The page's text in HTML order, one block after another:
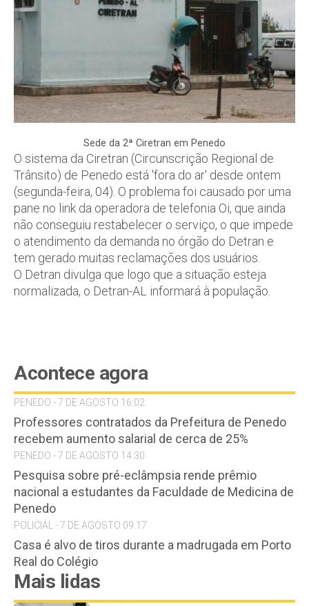
Sede da 2ª Ciretran em Penedo
O sistema da Ciretran (Circunscrição Regional de
Trânsito) de Penedo está 'fora do ar' desde ontem
(segunda-feira, 04). O problema foi causado por uma
pane no link da operadora de telefonia Oi, que ainda
não conseguiu restabelecer o serviço, o que impede
o atendimento da demanda no órgão do Detran e
tem gerado muitas reclamações dos usuários.
O Detran divulga que logo que a situação esteja
normalizada, o Detran-AL informará à população.
Acontece agora
PENEDO - 7 DE AGOSTO 16:02
Professores contratados da Prefeitura de Penedo
recebem aumento salarial de cerca de 25%
PENEDO - 7 DE AGOSTO 14:30
Pesquisa sobre pré-eclâmpsia rende prêmio
nacional a estudantes da Faculdade de Medicina de
Penedo
POLICIAL - 7 DE AGOSTO 09:17
Casa é alvo de tiros durante a madrugada em Porto
Real do Colégio
Mais lidas